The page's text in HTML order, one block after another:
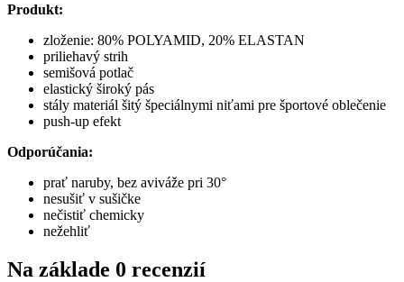
Produkt:
zloženie: 80% POLYAMID, 20% ELASTAN
priliehavý strih
semišová potlač
elastický široký pás
stály materiál šitý špeciálnymi niťami pre športové oblečenie
push-up efekt
Odporúčania:
prať naruby, bez aviváže pri 30°
nesušiť v sušičke
nečistiť chemicky
nežehliť
Na základe 0 recenzií